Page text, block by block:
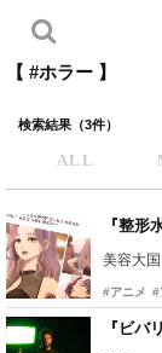
【 #ホラー 】
検索結果（3件）
ALL
『整形
#アニメ #
『ビバ